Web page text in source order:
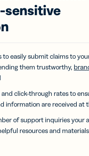
sensitive
to easily submit claims to
them trustworthy,
and click-through rates to
information are received at
of support inquiries your
resources and